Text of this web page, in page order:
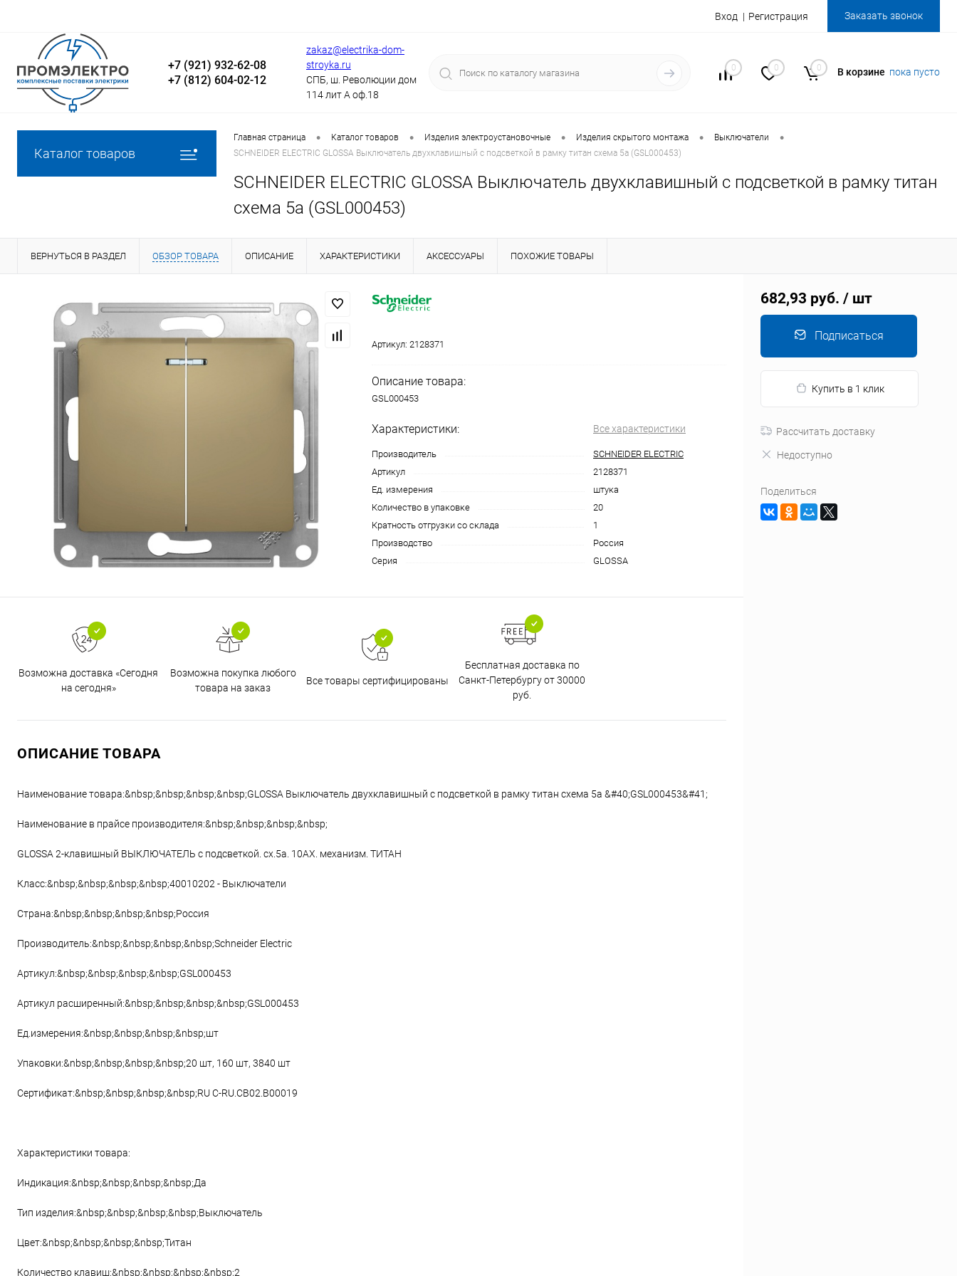
Вход Регистрация Заказать звонок
+7 (921) 932-62-08
+7 (812) 604-02-12
zakaz@electrika-dom-
stroyka.ru
СПБ, ш. Революции дом
114 лит А оф.18
0 0 0 В корзине пока пусто
Каталог товаров
Главная страница • Каталог товаров • Изделия электроустановочные • Изделия скрытого монтажа • Выключатели •
SCHNEIDER ELECTRIC GLOSSA Выключатель двухклавишный с подсветкой в рамку титан схема 5а (GSL000453)
SCHNEIDER ELECTRIC GLOSSA Выключатель двухклавишный с подсветкой в рамку титан
схема 5а (GSL000453)
ВЕРНУТЬСЯ В РАЗДЕЛ ОБЗОР ТОВАРА ОПИСАНИЕ ХАРАКТЕРИСТИКИ АКСЕССУАРЫ ПОХОЖИЕ ТОВАРЫ
Артикул: 2128371
Описание товара:
GSL000453
Характеристики: Все характеристики
Производитель
SCHNEIDER ELECTRIC
Артикул
2128371
Ед. измерения
штука
Количество в упаковке
20
Кратность отгрузки со склада
1
Производство
Россия
Серия
GLOSSA
Возможна доставка «Сегодня
на сегодня»
Возможна покупка любого
товара на заказ
Все товары сертифицированы
Бесплатная доставка по
Санкт-Петербургу от 30000
руб.
ОПИСАНИЕ ТОВАРА
Наименование товара:&nbsp;&nbsp;&nbsp;&nbsp;GLOSSA Выключатель двухклавишный с подсветкой в рамку титан схема 5а &#40;GSL000453&#41;
Наименование в прайсе производителя:&nbsp;&nbsp;&nbsp;&nbsp;
GLOSSA 2-клавишный ВЫКЛЮЧАТЕЛЬ с подсветкой. сх.5а. 10АХ. механизм. ТИТАН
Класс:&nbsp;&nbsp;&nbsp;&nbsp;40010202 - Выключатели
Страна:&nbsp;&nbsp;&nbsp;&nbsp;Россия
Производитель:&nbsp;&nbsp;&nbsp;&nbsp;Schneider Electric
Артикул:&nbsp;&nbsp;&nbsp;&nbsp;GSL000453
Артикул расширенный:&nbsp;&nbsp;&nbsp;&nbsp;GSL000453
Ед.измерения:&nbsp;&nbsp;&nbsp;&nbsp;шт
Упаковки:&nbsp;&nbsp;&nbsp;&nbsp;20 шт, 160 шт, 3840 шт
Сертификат:&nbsp;&nbsp;&nbsp;&nbsp;RU C-RU.CB02.B00019
Характеристики товара:
Индикация:&nbsp;&nbsp;&nbsp;&nbsp;Да
Тип изделия:&nbsp;&nbsp;&nbsp;&nbsp;Выключатель
Цвет:&nbsp;&nbsp;&nbsp;&nbsp;Титан
Количество клавиш:&nbsp;&nbsp;&nbsp;&nbsp;2
682,93 руб. / шт
Подписаться
Купить в 1 клик
Рассчитать доставку
Недоступно
Поделиться